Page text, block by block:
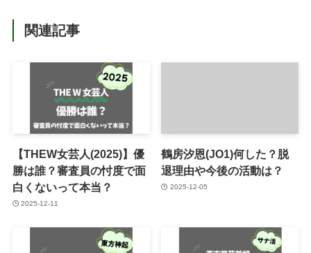
関連記事
【THEW女芸人(2025)】優
勝は誰？審査員の忖度で面
白くないって本当？
2025-12-11
鶴房汐恩(JO1)何した？脱
退理由や今後の活動は？
2025-12-05